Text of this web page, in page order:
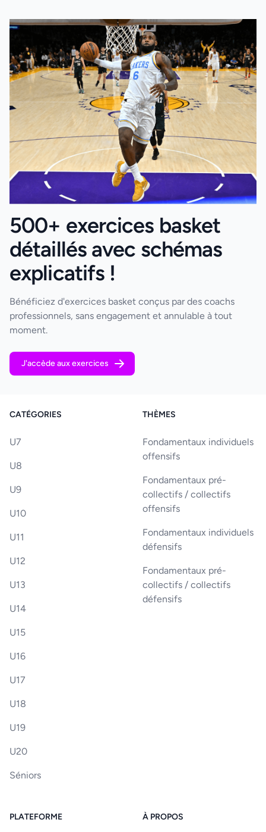
500+ exercices basket
détaillés avec schémas
explicatifs !
Bénéficiez d'exercices basket conçus par des coachs
professionnels, sans engagement et annulable à tout
moment.
J'accède aux exercices
CATÉGORIES
U7
U8
U9
U10
U11
U12
U13
U14
U15
U16
U17
U18
U19
U20
Séniors
THÈMES
Fondamentaux individuels
offensifs
Fondamentaux pré-
collectifs / collectifs
offensifs
Fondamentaux individuels
défensifs
Fondamentaux pré-
collectifs / collectifs
défensifs
PLATEFORME À PROPOS